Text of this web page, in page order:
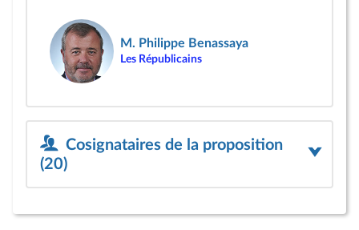
M. Philippe Benassaya
Les Républicains
Cosignataires de la proposition
(20)